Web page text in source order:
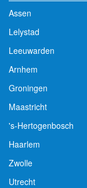
Assen
Lelystad
Leeuwarden
Arnhem
Groningen
Maastricht
's-Hertogenbosch
Haarlem
Zwolle
Utrecht